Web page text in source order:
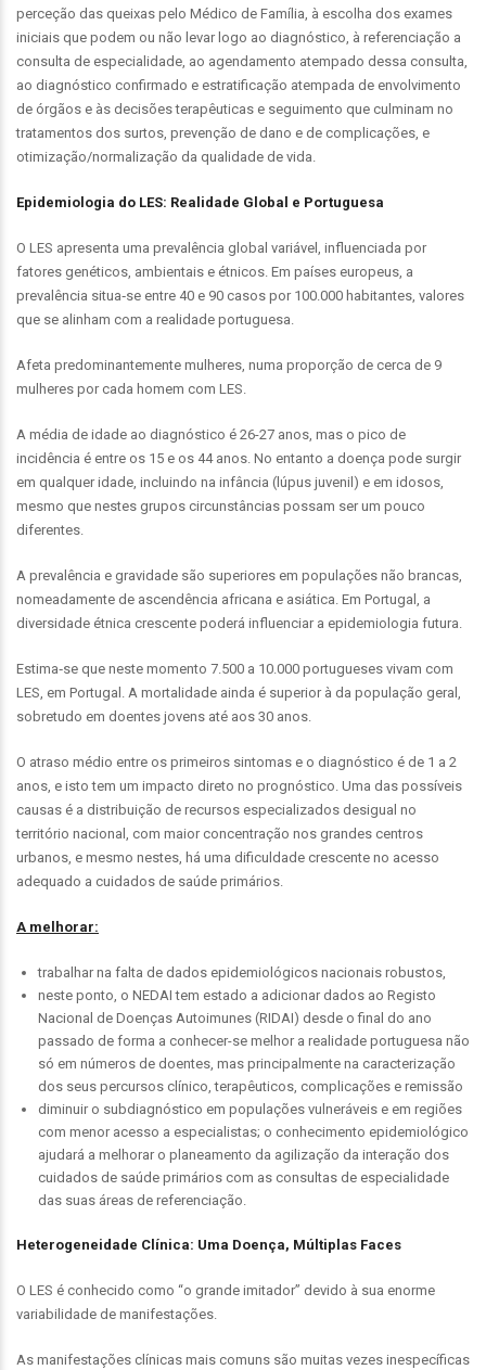
perceção das queixas pelo Médico de Família, à escolha dos exames
iniciais que podem ou não levar logo ao diagnóstico, à referenciação a
consulta de especialidade, ao agendamento atempado dessa consulta,
ao diagnóstico confirmado e estratificação atempada de envolvimento
de órgãos e às decisões terapêuticas e seguimento que culminam no
tratamentos dos surtos, prevenção de dano e de complicações, e
otimização/normalização da qualidade de vida.
Epidemiologia do LES: Realidade Global e Portuguesa
O LES apresenta uma prevalência global variável, influenciada por
fatores genéticos, ambientais e étnicos. Em países europeus, a
prevalência situa‑se entre 40 e 90 casos por 100.000 habitantes, valores
que se alinham com a realidade portuguesa.
Afeta predominantemente mulheres, numa proporção de cerca de 9
mulheres por cada homem com LES.
A média de idade ao diagnóstico é 26-27 anos, mas o pico de
incidência é entre os 15 e os 44 anos. No entanto a doença pode surgir
em qualquer idade, incluindo na infância (lúpus juvenil) e em idosos,
mesmo que nestes grupos circunstâncias possam ser um pouco
diferentes.
A prevalência e gravidade são superiores em populações não brancas,
nomeadamente de ascendência africana e asiática. Em Portugal, a
diversidade étnica crescente poderá influenciar a epidemiologia futura.
Estima‑se que neste momento 7.500 a 10.000 portugueses vivam com
LES, em Portugal. A mortalidade ainda é superior à da população geral,
sobretudo em doentes jovens até aos 30 anos.
O atraso médio entre os primeiros sintomas e o diagnóstico é de 1 a 2
anos, e isto tem um impacto direto no prognóstico. Uma das possíveis
causas é a distribuição de recursos especializados desigual no
território nacional, com maior concentração nos grandes centros
urbanos, e mesmo nestes, há uma dificuldade crescente no acesso
adequado a cuidados de saúde primários.
A melhorar:
trabalhar na falta de dados epidemiológicos nacionais robustos,
neste ponto, o NEDAI tem estado a adicionar dados ao Registo
Nacional de Doenças Autoimunes (RIDAI) desde o final do ano
passado de forma a conhecer-se melhor a realidade portuguesa não
só em números de doentes, mas principalmente na caracterização
dos seus percursos clínico, terapêuticos, complicações e remissão
diminuir o subdiagnóstico em populações vulneráveis e em regiões
com menor acesso a especialistas; o conhecimento epidemiológico
ajudará a melhorar o planeamento da agilização da interação dos
cuidados de saúde primários com as consultas de especialidade
das suas áreas de referenciação.
Heterogeneidade Clínica: Uma Doença, Múltiplas Faces
O LES é conhecido como “o grande imitador” devido à sua enorme
variabilidade de manifestações.
As manifestações clínicas mais comuns são muitas vezes inespecíficas